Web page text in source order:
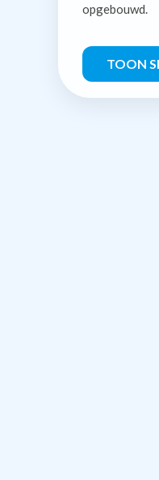
opgebouwd.
TOON